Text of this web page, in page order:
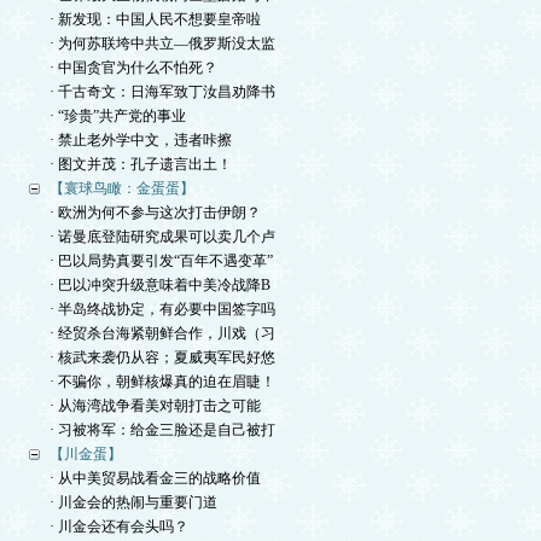
· 新发现：中国人民不想要皇帝啦
· 为何苏联垮中共立—俄罗斯没太监
· 中国贪官为什么不怕死？
· 千古奇文：日海军致丁汝昌劝降书
· “珍贵”共产党的事业
· 禁止老外学中文，违者咔擦
· 图文并茂：孔子遗言出土！
【寰球鸟瞰：金蛋蛋】
· 欧洲为何不参与这次打击伊朗？
· 诺曼底登陆研究成果可以卖几个卢
· 巴以局势真要引发“百年不遇变革”
· 巴以冲突升级意味着中美冷战降B
· 半岛终战协定，有必要中国签字吗
· 经贸杀台海紧朝鲜合作，川戏（习
· 核武来袭仍从容；夏威夷军民好悠
· 不骗你，朝鲜核爆真的迫在眉睫！
· 从海湾战争看美对朝打击之可能
· 习被将军：给金三脸还是自己被打
【川金蛋】
· 从中美贸易战看金三的战略价值
· 川金会的热闹与重要门道
· 川金会还有会头吗？